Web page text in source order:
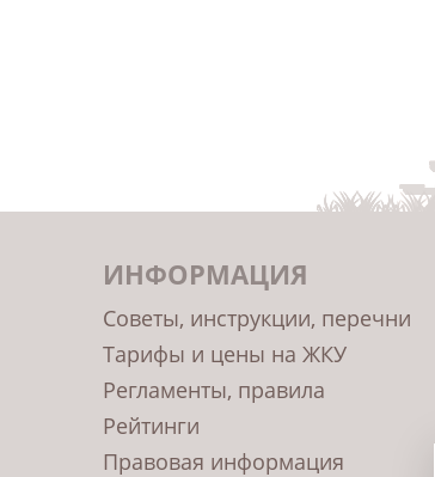
ИНФОРМАЦИЯ
Советы, инструкции, перечни
Тарифы и цены на ЖКУ
Регламенты, правила
Рейтинги
Правовая информация